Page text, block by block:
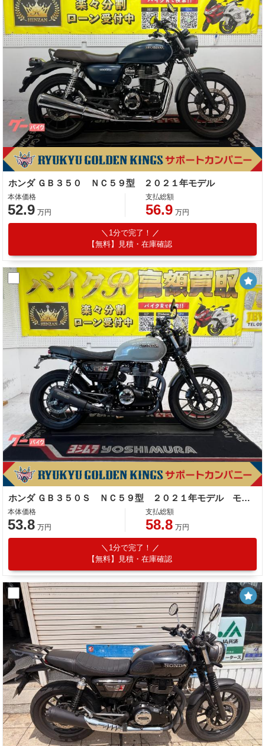
ホンダ ＧＢ３５０ ＮＣ５９型 ２０２１年モデル
本体価格
52.9 万円
支払総額
56.9 万円
1分で完了！
【無料】見積・在庫確認
ホンダ ＧＢ３５０Ｓ ＮＣ５９型 ２０２１年モデル モリワキマフラー 社外スクリーン Ｅ／Ｇガード フェンダーレス ＥＴＣ
本体価格
53.8 万円
支払総額
58.8 万円
1分で完了！
【無料】見積・在庫確認